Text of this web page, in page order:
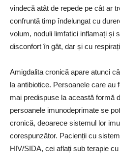
vindecă atât de repede pe cât ar
confruntă timp îndelungat cu
volum, noduli limfatici inflamați și
disconfort în gât, dar și cu
Amigdalita cronică apare atunci
la antibiotice. Persoanele care au
mai predispuse la această formă
persoanele imunodeprimate se
cronică, deoarece sistemul lor
corespunzător. Pacienții cu
HIV/SIDA, cei aflați sub terapie